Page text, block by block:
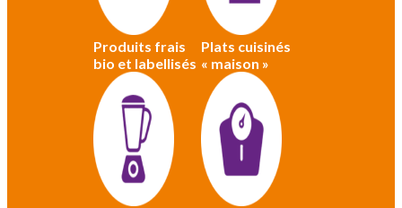
Produits frais
bio et labellisés
Plats cuisinés
« maison »